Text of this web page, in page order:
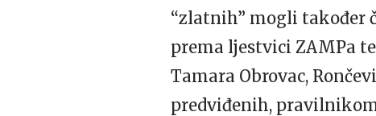
“zlatnih” mogli također
prema ljestvici ZAMPa
Tamara Obrovac,
predviđenih,